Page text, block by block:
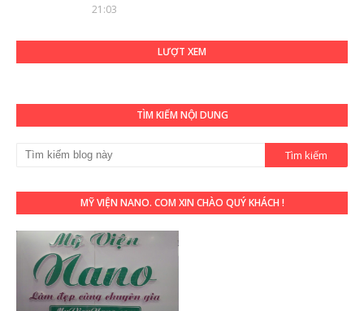
21:03
LƯỢT XEM
TÌM KIẾM NỘI DUNG
MỸ VIỆN NANO. COM XIN CHÀO QUÝ KHÁCH !